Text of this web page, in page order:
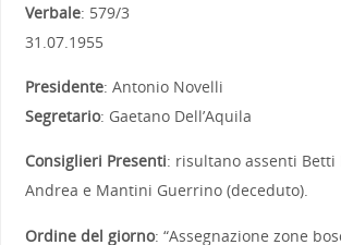
Verbale: 579/
31.07.1955
Presidente: Antonio Novelli
Segretario: Gaetano Dell’Aquila
Consiglieri Presenti: risultano assenti Betti
Andrea e Mantini Guerrino (deceduto).
Ordine del giorno: “Assegnazione zone